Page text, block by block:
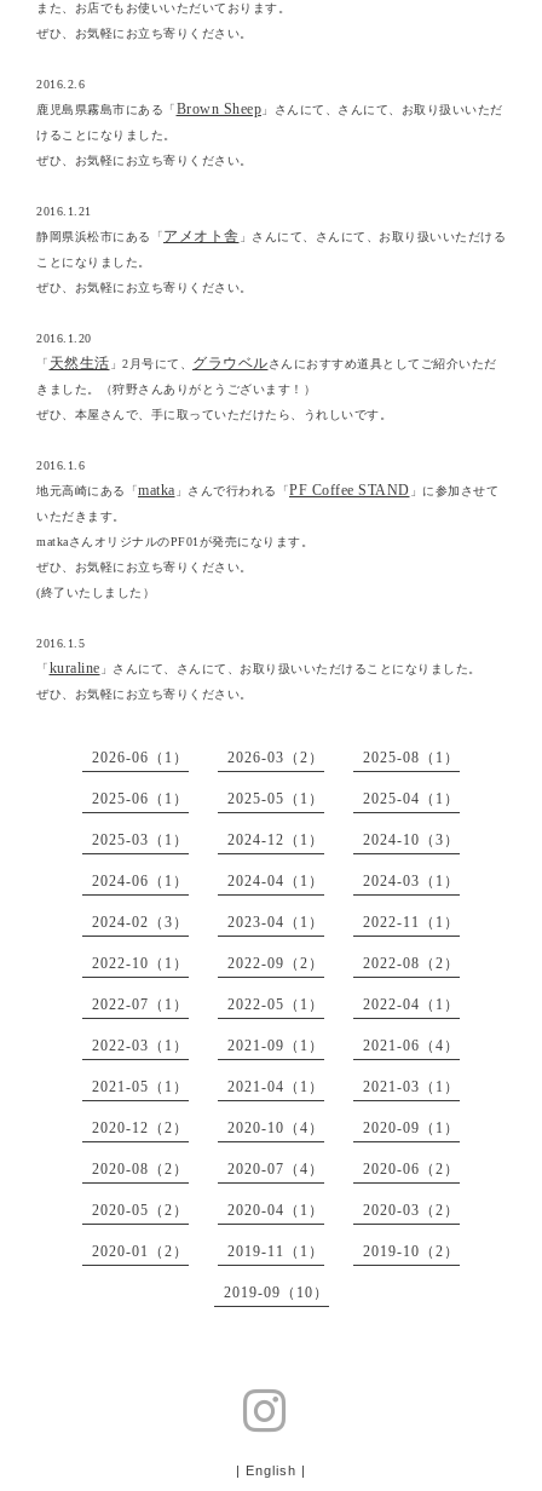
また、お店でもお使いいただいております。
ぜひ、お気軽にお立ち寄りください。
2016.2.6
鹿児島県霧島市にある「Brown Sheep 」さんにて、さんにて、お取り扱いいただ
けることになりました。
ぜひ、お気軽にお立ち寄りください。
2016.1.21
静岡県浜松市にある「アメオト舎 」さんにて、さんにて、お取り扱いいただける
ことになりました。
ぜひ、お気軽にお立ち寄りください。
2016.1.20
「 天然生活 」2月号にて、 グラウベルさんにおすすめ道具としてご紹介いただ
きました。（狩野さんありがとうございます！）
ぜひ、本屋さんで、手に取っていただけたら、うれしいです。
2016.1.6
地元高崎にある「matka 」さんで行われる「PF Coffee STAND 」に参加させて
いただきます。
matkaさんオリジナルのPF01が発売になります。
ぜひ、お気軽にお立ち寄りください。
(終了いたしました）
2016.1.5
「kuraline 」さんにて、さんにて、お取り扱いいただけることになりました。
ぜひ、お気軽にお立ち寄りください。
2026-06（1） 2026-03（2） 2025-08（1）
2025-06（1） 2025-05（1） 2025-04（1）
2025-03（1） 2024-12（1） 2024-10（3）
2024-06（1） 2024-04（1） 2024-03（1）
2024-02（3） 2023-04（1） 2022-11（1）
2022-10（1） 2022-09（2） 2022-08（2）
2022-07（1） 2022-05（1） 2022-04（1）
2022-03（1） 2021-09（1） 2021-06（4）
2021-05（1） 2021-04（1） 2021-03（1）
2020-12（2） 2020-10（4） 2020-09（1）
2020-08（2） 2020-07（4） 2020-06（2）
2020-05（2） 2020-04（1） 2020-03（2）
2020-01（2） 2019-11（1） 2019-10（2）
2019-09（10）
| English |